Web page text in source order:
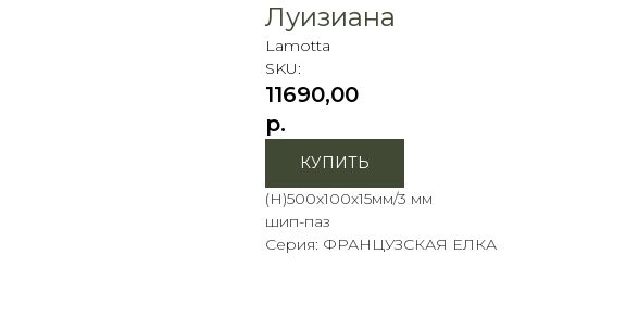
Луизиана
Lamotta
SKU:
11690,00
р.
КУПИТЬ
(Н)500х100х15мм/3 мм
шип-паз
Серия: ФРАНЦУЗСКАЯ ЕЛКА